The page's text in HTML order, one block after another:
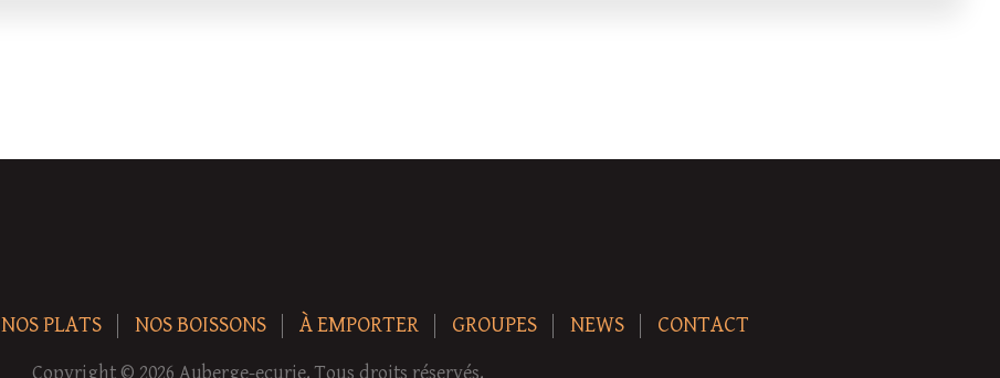
NOS PLATS NOS BOISSONS À EMPORTER GROUPES NEWS CONTACT
Copyright © 2026 Auberge-ecurie. Tous droits réservés.